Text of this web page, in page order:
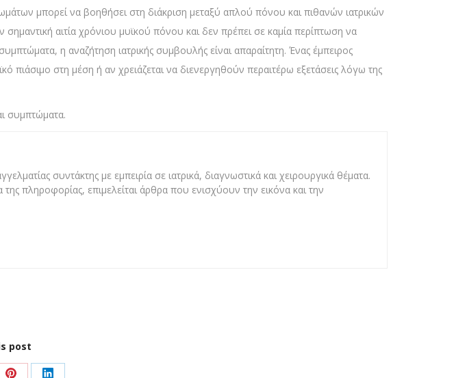
μπορεί να βοηθήσει στη διάκριση μεταξύ απλού πόνου και πιθανών ιατρικών
αιτία χρόνιου μυϊκού πόνου και δεν πρέπει σε καμία περίπτωση να
η αναζήτηση ιατρικής συμβουλής είναι απαραίτητη. Ένας έμπειρος
πιάσιμο στη μέση ή αν χρειάζεται να διενεργηθούν περαιτέρω εξετάσεις λόγω της
συμπτώματα.
συντάκτης με εμπειρία σε ιατρικά, διαγνωστικά και χειρουργικά θέματα.
πληροφορίας, επιμελείται άρθρα που ενισχύουν την εικόνα και την
post